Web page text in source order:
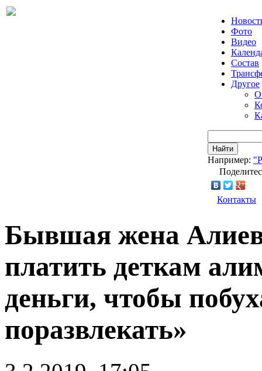
Фото
Видео
Состав
Другое
О
Найти
Например:
Контакты
Бывшая жена
платить деткам
деньги, чтобы
поразвлекать»